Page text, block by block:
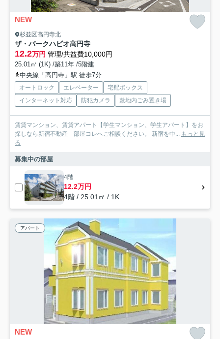
NEW
杉並区高円寺北
ザ・パークハビオ高円寺
12.2万円 管理/共益費10,000円
25.01㎡ (1K) /築11年 /5階建
中央線「高円寺」駅 徒歩7分
オートロック エレベーター
宅配ボックス
インターネット対応
防犯カメラ 敷地内ごみ置き場
賃貸マンション、賃貸アパート【学生マンション、学生アパート】をお
探しなら新宿不動産 部屋コレへご相談ください。 新宿を中... もっと見
る
募集中の部屋
4階
12.2万円
4階 / 25.01㎡ / 1K
アパート
NEW